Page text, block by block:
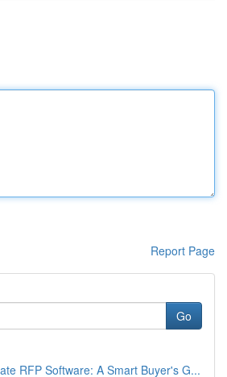
Report Page
Go
RFP Software: A Smart Buyer's G...